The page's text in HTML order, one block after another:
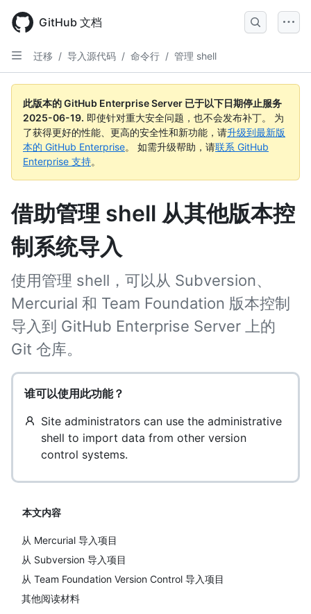
main
content
GitHub 文档
迁移 / 导入源代码 / 命令行 / 管理 shell
此版本的 GitHub Enterprise Server 已于以下日期停止服务
2025-06-19. 即使针对重大安全问题，也不会发布补丁。 为
了获得更好的性能、更高的安全性和新功能，请升级到最新版
本的 GitHub Enterprise。 如需升级帮助，请联系 GitHub
Enterprise 支持。
借助管理 shell 从其他版本控
制系统导入
使用管理 shell，可以从 Subversion、
Mercurial 和 Team Foundation 版本控制
导入到 GitHub Enterprise Server 上的
Git 仓库。
谁可以使用此功能？
Site administrators can use the administrative
shell to import data from other version
control systems.
本文内容
从 Mercurial 导入项目
从 Subversion 导入项目
从 Team Foundation Version Control 导入项目
其他阅读材料